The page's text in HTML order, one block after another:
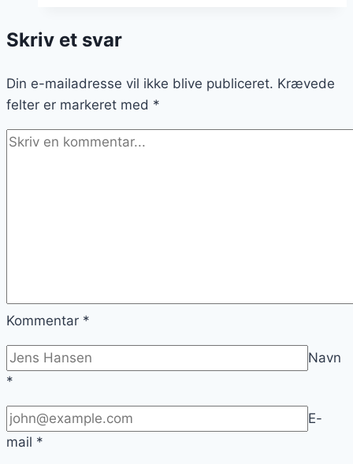
på
Skriv et svar
Din e-mailadresse vil ikke blive publiceret. Krævede
felter er markeret med *
Kommentar *
Navn
*
E-
mail *